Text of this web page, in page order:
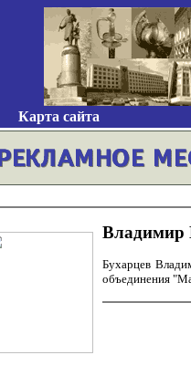
Карта сайта
Владимир
Бухарцев
объединения